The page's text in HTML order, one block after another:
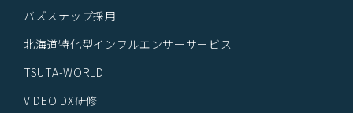
バズステップ採用
北海道特化型インフルエンサーサービス
TSUTA-WORLD
VIDEO DX研修